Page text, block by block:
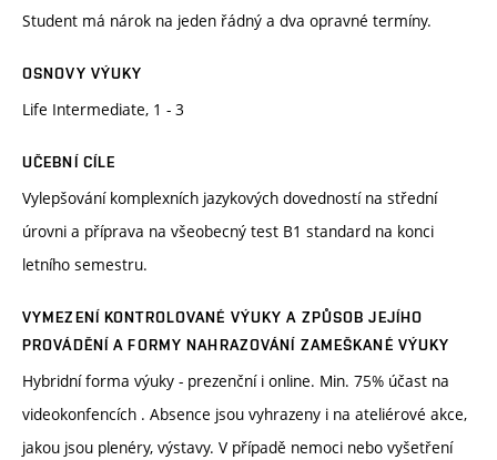
Student má nárok na jeden řádný a dva opravné termíny.
OSNOVY VÝUKY
Life Intermediate, 1 - 3
UČEBNÍ CÍLE
Vylepšování komplexních jazykových dovedností na střední
úrovni a příprava na všeobecný test B1 standard na konci
letního semestru.
VYMEZENÍ KONTROLOVANÉ VÝUKY A ZPŮSOB JEJÍHO
PROVÁDĚNÍ A FORMY NAHRAZOVÁNÍ ZAMEŠKANÉ VÝUKY
Hybridní forma výuky - prezenční i online. Min. 75% účast na
videokonfencích . Absence jsou vyhrazeny i na ateliérové akce,
jakou jsou plenéry, výstavy. V případě nemoci nebo vyšetření